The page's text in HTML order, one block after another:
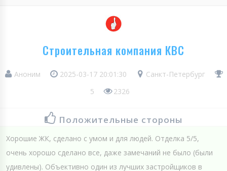
Строительная компания КВС
Аноним 2025-03-17 20:01:30
Санкт-Петербург
5
2326
Положительные стороны
Хорошие ЖК, сделано с умом и для людей. Отделка 5/5,
очень хорошо сделано все, даже замечаний не было (были
удивлены). Объективно один из лучших застройщиков в